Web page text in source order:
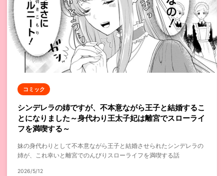
コミック
シンデレラの姉ですが、不本意ながら王子と結婚するこ
とになりました～身代わり王太子妃は離宮でスローライ
フを満喫する～
妹の身代わりとして不本意ながら王子と結婚させられたシンデレラの
姉が、これ幸いと離宮でのんびりスローライフを満喫する話
2026/5/12